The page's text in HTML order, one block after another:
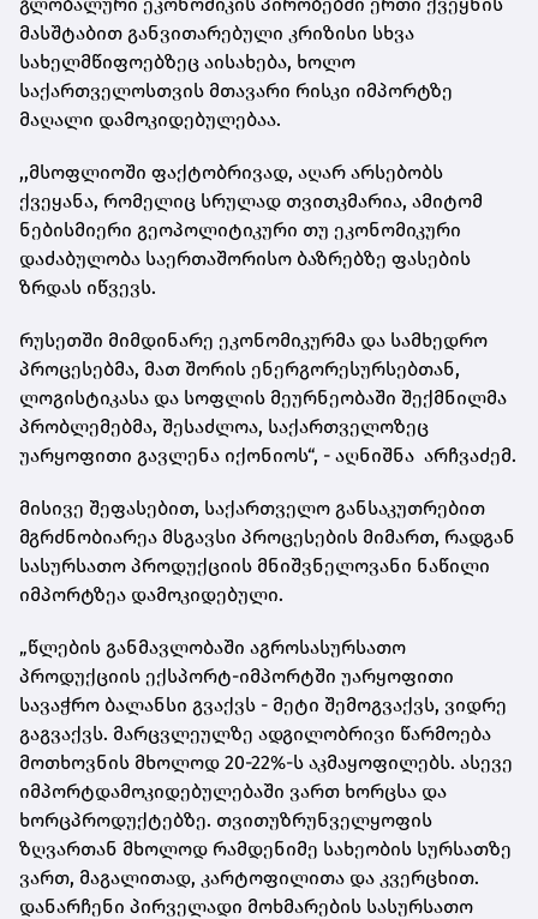
მასშტაბით განვითარებული კრიზისი სხვა
სახელმწიფოებზეც აისახება, ხოლო
საქართველოსთვის მთავარი რისკი იმპორტზე
მაღალი დამოკიდებულებაა.
,,მსოფლიოში ფაქტობრივად, აღარ არსებობს
ქვეყანა, რომელიც სრულად თვითკმარია, ამიტომ
ნებისმიერი გეოპოლიტიკური თუ ეკონომიკური
დაძაბულობა საერთაშორისო ბაზრებზე ფასების
ზრდას იწვევს.
რუსეთში მიმდინარე ეკონომიკურმა და სამხედრო
პროცესებმა, მათ შორის ენერგორესურსებთან,
ლოგისტიკასა და სოფლის მეურნეობაში შექმნილმა
პრობლემებმა, შესაძლოა, საქართველოზეც
უარყოფითი გავლენა იქონიოს“, - აღნიშნა არჩვაძემ.
მისივე შეფასებით, საქართველო განსაკუთრებით
მგრძნობიარეა მსგავსი პროცესების მიმართ, რადგან
სასურსათო პროდუქციის მნიშვნელოვანი ნაწილი
იმპორტზეა დამოკიდებული.
„წლების განმავლობაში აგროსასურსათო
პროდუქციის ექსპორტ-იმპორტში უარყოფითი
სავაჭრო ბალანსი გვაქვს - მეტი შემოგვაქვს, ვიდრე
გაგვაქვს. მარცვლეულზე ადგილობრივი წარმოება
მოთხოვნის მხოლოდ 20-22%-ს აკმაყოფილებს. ასევე
იმპორტდამოკიდებულებაში ვართ ხორცსა და
ხორცპროდუქტებზე. თვითუზრუნველყოფის
ზღვართან მხოლოდ რამდენიმე სახეობის სურსათზე
ვართ, მაგალითად, კარტოფილითა და კვერცხით.
დანარჩენი პირველადი მოხმარების სასურსათო